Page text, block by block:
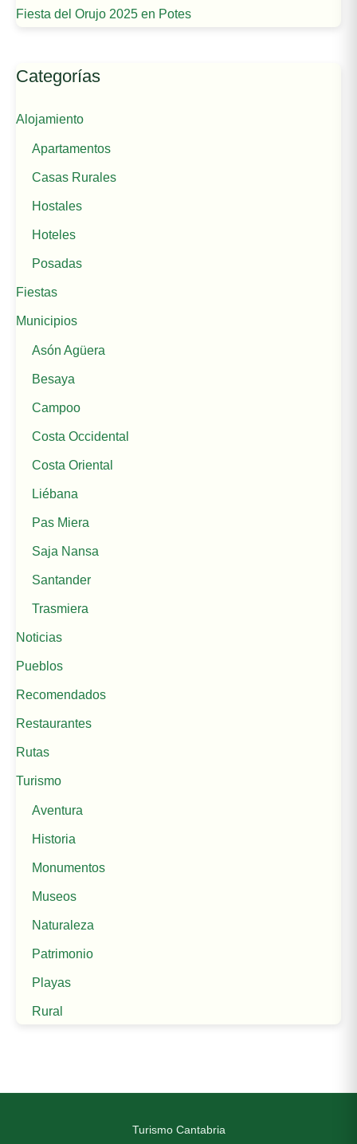
Fiesta del Orujo 2025 en Potes
Categorías
Alojamiento
Apartamentos
Casas Rurales
Hostales
Hoteles
Posadas
Fiestas
Municipios
Asón Agüera
Besaya
Campoo
Costa Occidental
Costa Oriental
Liébana
Pas Miera
Saja Nansa
Santander
Trasmiera
Noticias
Pueblos
Recomendados
Restaurantes
Rutas
Turismo
Aventura
Historia
Monumentos
Museos
Naturaleza
Patrimonio
Playas
Rural
Turismo Cantabria